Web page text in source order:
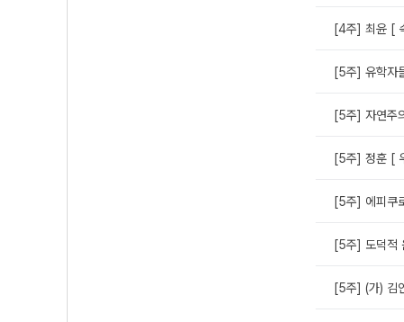
[4주] 최윤 [
[5주] 유학자
[5주] 자연주
[5주] 정훈 [
[5주] 에피쿠
[5주] 도덕적
[5주] (가) 김